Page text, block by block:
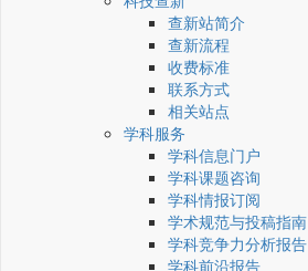
查新站简介
查新流程
收费标准
联系方式
相关站点
学科服务
学科信息门户
学科课题咨询
学科情报订阅
学术规范与投稿指南
学科竞争力分析报告
学科前沿报告